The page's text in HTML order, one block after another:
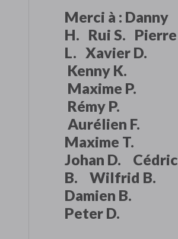
Merci à : Danny
H. Rui S. Pierre
L. Xavier D.
Kenny K.
Maxime P.
Rémy P.
Aurélien F.
Maxime T.
Johan D. Cédric
B. Wilfrid B.
Damien B.
Peter D.